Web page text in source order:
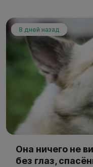
8 дней назад
Она ничего не
без глаз,